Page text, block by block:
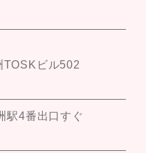
TOSKビル502
4番出口すぐ